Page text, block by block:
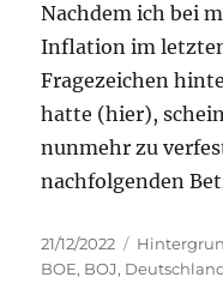
Nachdem ich bei
Inflation im
Fragezeichen
hatte (hier),
nunmehr zu
nachfolgenden
Veröffentlicht
am
21/12/2022 Kategorien
BOE, BOJ,